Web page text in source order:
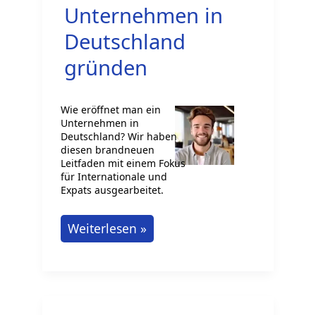
der
Investitionen“:
Auswirkungen
auf
deutschen
Arbeitsmarkt
Unternehmen in
Deutschland
gründen
Wie eröffnet man ein
Unternehmen in
Deutschland? Wir haben
diesen brandneuen
Leitfaden mit einem Fokus
für Internationale und
Expats ausgearbeitet.
Unternehmen
in
Weiterlesen »